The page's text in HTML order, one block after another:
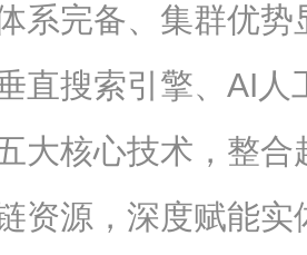
系完备、集群优
直搜索引擎、AI
大核心技术，整
资源，深度赋能实